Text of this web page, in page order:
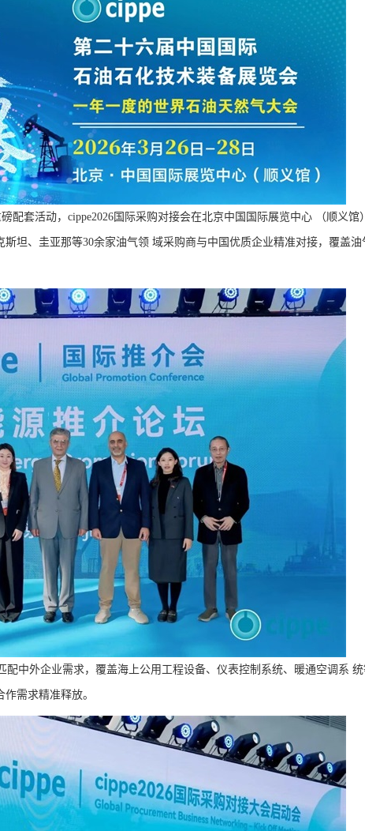
套活动，cippe2026国际采购对接会在北京中国国际展览中心 （顺义馆
坦、圭亚那等30余家油气领 域采购商与中国优质企业精准对接，覆盖
中外企业需求，覆盖海上公用工程设备、仪表控制系统、暖通空调系
需求精准释放。